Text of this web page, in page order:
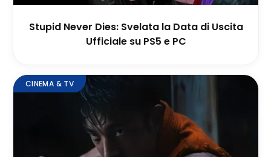
Stupid Never Dies: Svelata la Data di Uscita
Ufficiale su PS5 e PC
CINEMA & TV